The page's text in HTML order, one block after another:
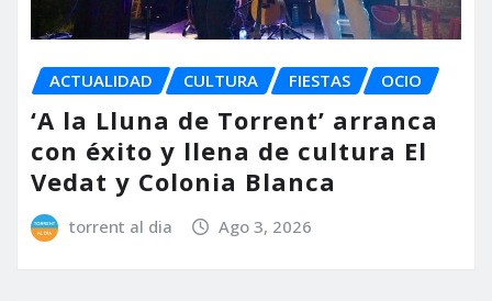
ACTUALIDAD CULTURA FIESTAS OCIO
‘A la Lluna de Torrent’ arranca
con éxito y llena de cultura El
Vedat y Colonia Blanca
torrent al dia Ago 3, 2026